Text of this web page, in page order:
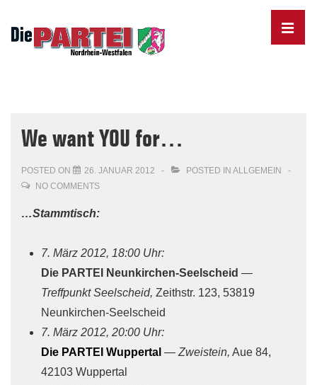
Skip
MENU
We want YOU for…
POSTED ON 26. JANUAR 2012 POSTED IN ALLGEMEIN
NO COMMENTS
…Stammtisch:
7. März 2012, 18:00 Uhr:
Die PARTEI Neunkirchen-Seelscheid —
Treffpunkt Seelscheid, Zeithstr. 123, 53819
Neunkirchen-Seelscheid
7. März 2012, 20:00 Uhr:
Die PARTEI Wuppertal — Zweistein, Aue 84,
42103 Wuppertal